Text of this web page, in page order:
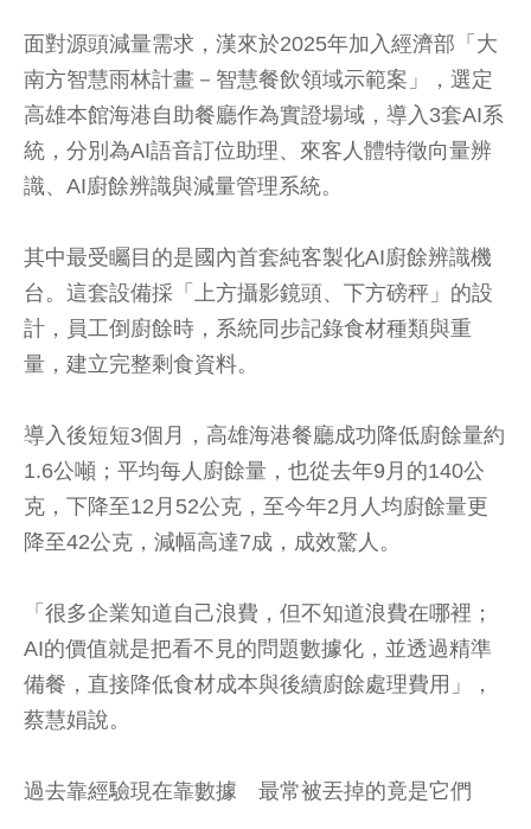
面對源頭減量需求，漢來於2025年加入經濟部「大
南方智慧雨林計畫－智慧餐飲領域示範案」，選定
高雄本館海港自助餐廳作為實證場域，導入3套AI系
統，分別為AI語音訂位助理、來客人體特徵向量辨
識、AI廚餘辨識與減量管理系統。
其中最受矚目的是國內首套純客製化AI廚餘辨識機
台。這套設備採「上方攝影鏡頭、下方磅秤」的設
計，員工倒廚餘時，系統同步記錄食材種類與重
量，建立完整剩食資料。
導入後短短3個月，高雄海港餐廳成功降低廚餘量約
1.6公噸；平均每人廚餘量，也從去年9月的140公
克，下降至12月52公克，至今年2月人均廚餘量更
降至42公克，減幅高達7成，成效驚人。
「很多企業知道自己浪費，但不知道浪費在哪裡；
AI的價值就是把看不見的問題數據化，並透過精準
備餐，直接降低食材成本與後續廚餘處理費用」，
蔡慧娟說。
過去靠經驗現在靠數據 最常被丟掉的竟是它們